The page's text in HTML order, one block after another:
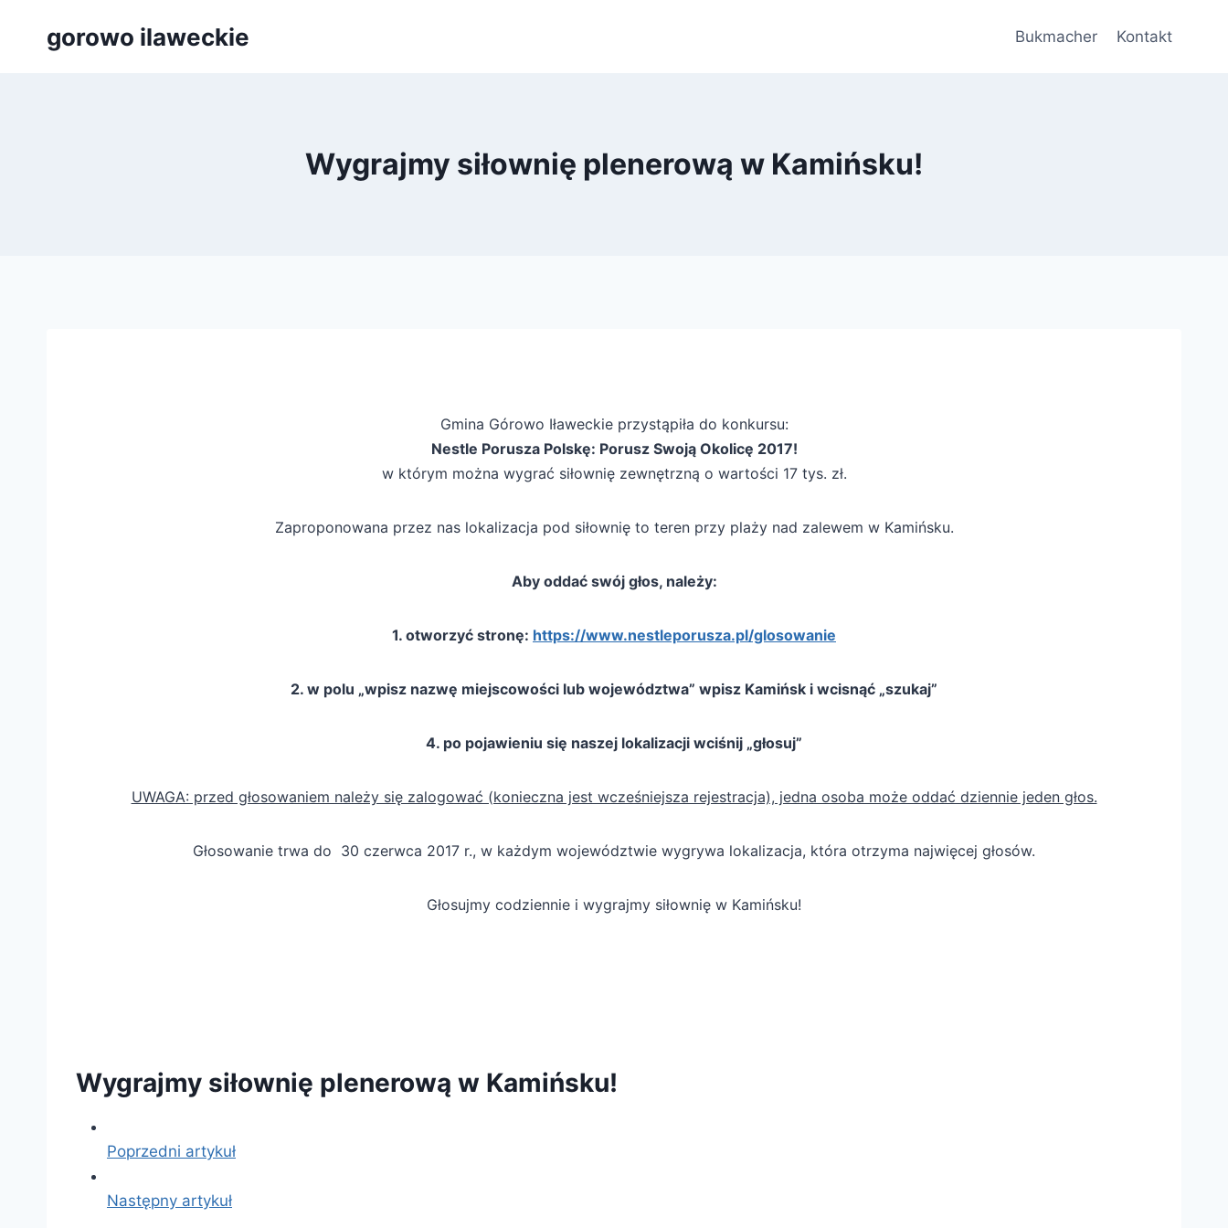
gorowo ilaweckie Bukmacher Kontakt
Wygrajmy siłownię plenerową w Kamińsku!
Gmina Górowo Iławeckie przystąpiła do konkursu:
Nestle Porusza Polskę: Porusz Swoją Okolicę 2017!
w którym można wygrać siłownię zewnętrzną o wartości 17 tys. zł.
Zaproponowana przez nas lokalizacja pod siłownię to teren przy plaży nad zalewem w Kamińsku.
Aby oddać swój głos, należy:
1. otworzyć stronę: https://www.nestleporusza.pl/glosowanie
2. w polu „wpisz nazwę miejscowości lub województwa” wpisz Kamińsk i wcisnąć „szukaj”
4. po pojawieniu się naszej lokalizacji wciśnij „głosuj”
UWAGA: przed głosowaniem należy się zalogować (konieczna jest wcześniejsza rejestracja), jedna osoba może oddać dziennie jeden głos.
Głosowanie trwa do 30 czerwca 2017 r., w każdym województwie wygrywa lokalizacja, która otrzyma najwięcej głosów.
Głosujmy codziennie i wygrajmy siłownię w Kamińsku!
Wygrajmy siłownię plenerową w Kamińsku!
Poprzedni artykuł
Następny artykuł